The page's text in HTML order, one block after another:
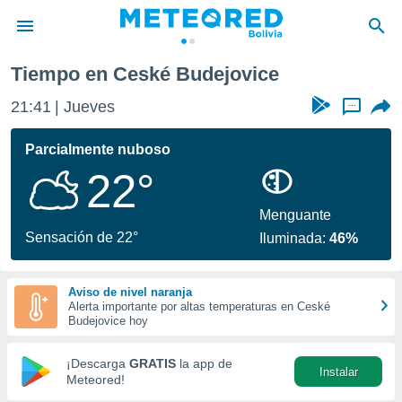
de
ha
que se
calidad.
a este
las
y
forma
digital
basada
Tiempo en Ceské Budejovice
21:41 Jueves ...
Parcialmente nuboso
22°
Sensación de 22°
Menguante
Iluminada:46%
Aviso de nivel naranja
Alerta importante por altas temperaturas en Ceské
Budejovice hoy
¡Descarga GRATIS la app de
Meteored!
Instalar